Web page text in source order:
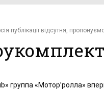
публікації відсутня,
группа «Мотор’ролла»